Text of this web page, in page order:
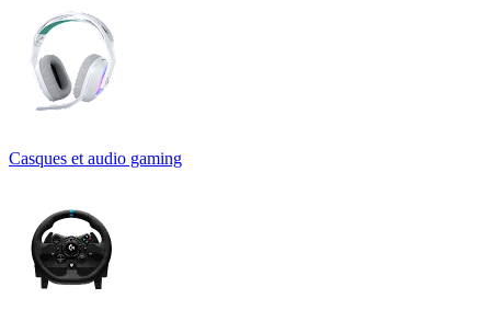
Casques et audio gaming